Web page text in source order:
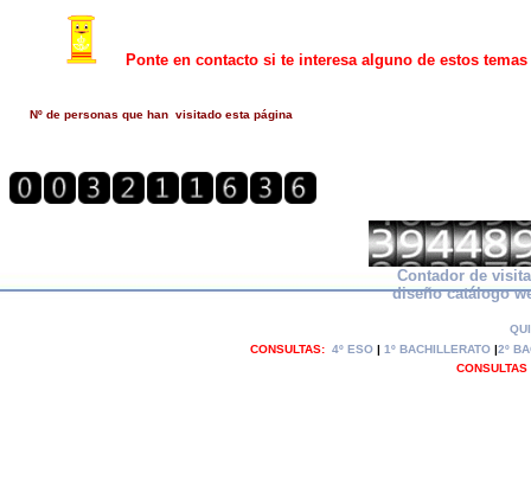
Ponte en contacto si te interesa alguno de estos temas
Nº de personas que han visitado esta página
Contador de
diseño catálogo
CONSULTAS: 4º ESO| 1º BACHILLERATO|2º
CONSULTAS CON